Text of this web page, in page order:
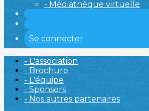
- Médiathèque virtuelle
Se connecter
- L'association
- Brochure
- L'équipe
- Sponsors
- Nos autres partenaires